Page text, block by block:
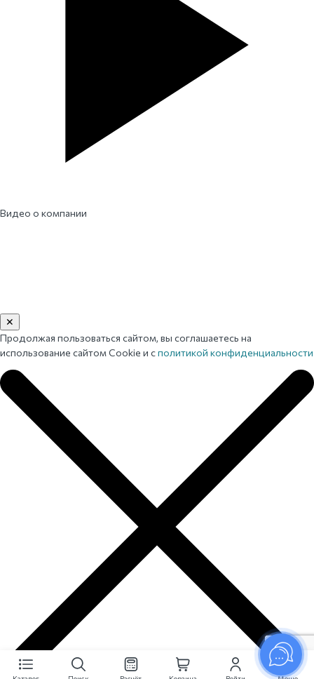
Видео о компании
✕
Продолжая пользоваться сайтом, вы соглашаетесь на
использование сайтом Cookie и сполитикой конфиденциальности